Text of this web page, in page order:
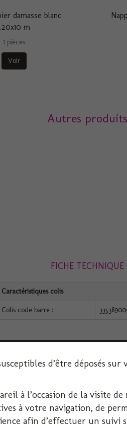
damasse blanc
m
1 pièces
Voir
Autres produits
FICHE TECHNIQUE
Caractéristiques colis
Colis code barre :
SERVICE CLIENT
Décoration-Fête.com, FIRPLAST
d’être déposés sur
à l’occasion de la visite
à votre navigation, de
afin d’effectuer un suivi